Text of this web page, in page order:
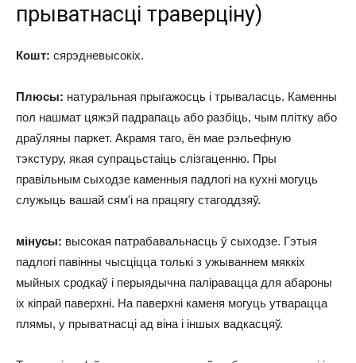
прыватнасці траверціну)
Кошт: сярэдневысокіх.
Плюсы: натуральная прыгажосць і трываласць. Каменны
пол нашмат цяжэй падрапаць або разбіць, чым плітку або
драўляны паркет. Акрамя таго, ён мае рэльефную
тэкстуру, якая супрацьстаіць слізгаценню. Пры
правільным сыходзе каменныя падлогі на кухні могуць
служыць вашай сям'і на працягу стагоддзяў.
мінусы: высокая патрабавальнасць ў сыходзе. Гэтыя
падлогі павінны чысціцца толькі з ужываннем мяккіх
мыйных сродкаў і перыядычна паліравацца для абароны
іх кіпрай паверхні. На паверхні каменя могуць утварацца
плямы, у прыватнасці ад віна і іншых вадкасцяў.